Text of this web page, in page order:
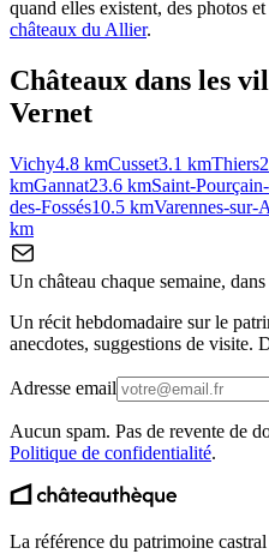
quand elles existent, des photos
châteaux duAllier.
Châteaux dans les
Vernet
Vichy4.8 kmCusset3.1 kmThiers
kmGannat23.6 kmSaint-
des-Fossés10.5 kmVarennes-sur-
km
Un château chaque semaine,
Un récit hebdomadaire sur le
anecdotes, suggestions de visite.
Adresse email
Aucun spam. Pas de revente de
Politique de confidentialité.
La référence du patrimoine